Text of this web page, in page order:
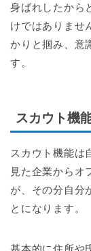
身ばれしたから
けではありませ
かりと掴み、意
す。
スカウト機
スカウト機能は
見た企業からオ
が、その分自分
とになります。